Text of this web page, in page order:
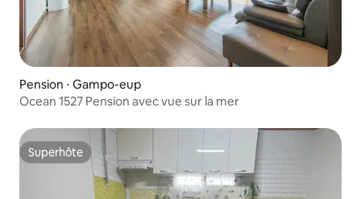
Pension ⋅ Gampo-eup
Ocean 1527 Pension avec vue sur la mer
Superhôte
Superhôte